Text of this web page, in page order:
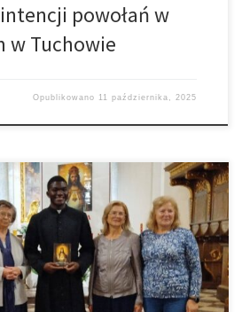
powołań w
w Tuchowie
Opublikowano 11 października, 2025
Dzieła Intronizacji Najświętszego
Krzyżu to wydarzenie skupiające
adorację i wynagrodzenie,
w miejscu przechowywania relikwii
takie czuwanie miało miejsce w nocy z